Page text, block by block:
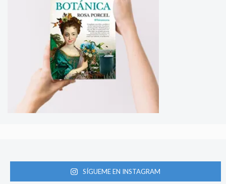
SÍGUEME EN INSTAGRAM